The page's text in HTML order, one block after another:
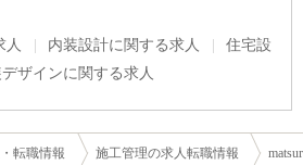
人
内装設計に関する求人
住宅設
ザインに関する求人
転職情報 施工管理の求人転職情報